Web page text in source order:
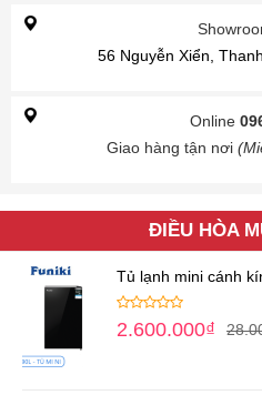
56 Nguyễn Xiển,
Online
Giao hàng tận nơi
ĐIỀU HÒA
Tủ lạnh mini cánh
2.600.000₫